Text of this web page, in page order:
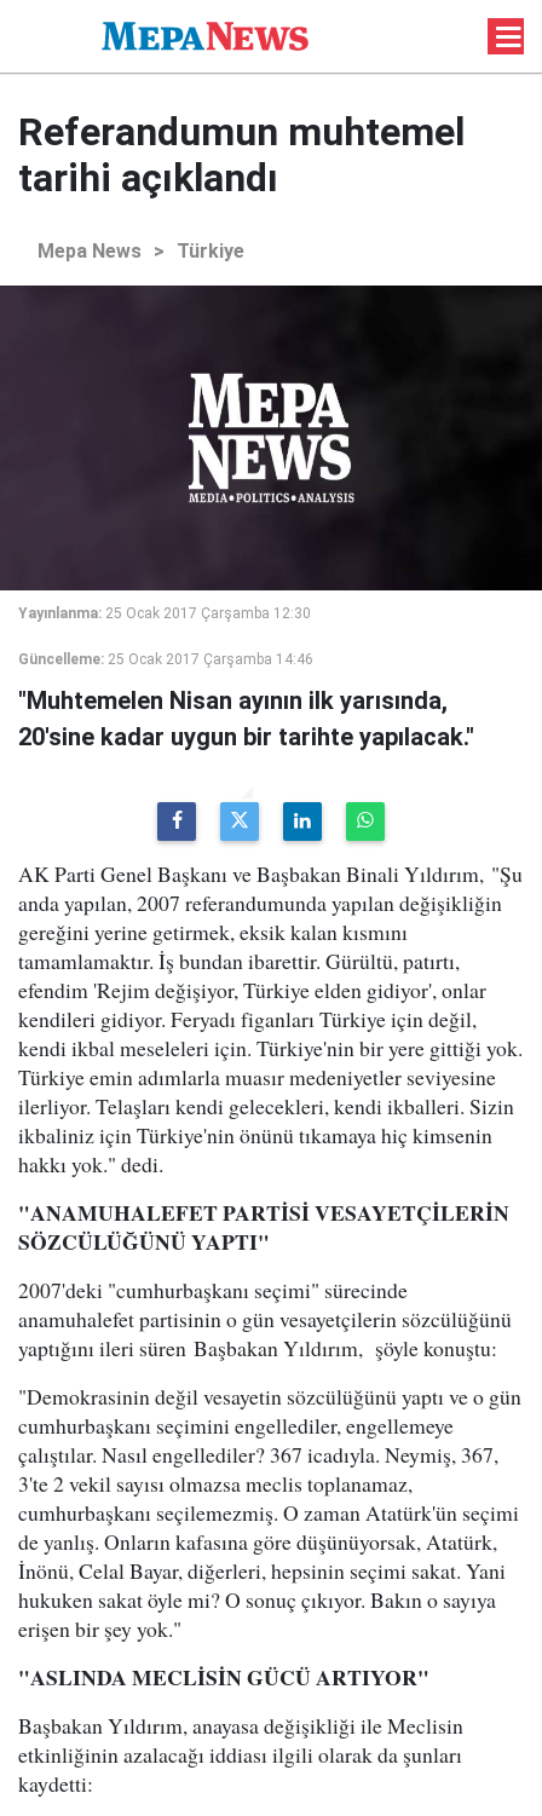
Referandumun muhtemel
tarihi açıklandı
Mepa News > Türkiye
Yayınlanma: 25 Ocak 2017 Çarşamba 12:30
Güncelleme: 25 Ocak 2017 Çarşamba 14:46
"Muhtemelen Nisan ayının ilk yarısında,
20'sine kadar uygun bir tarihte yapılacak."
AK Parti Genel Başkanı ve Başbakan Binali Yıldırım, "Şu
anda yapılan, 2007 referandumunda yapılan değişikliğin
gereğini yerine getirmek, eksik kalan kısmını
tamamlamaktır. İş bundan ibarettir. Gürültü, patırtı,
efendim 'Rejim değişiyor, Türkiye elden gidiyor', onlar
kendileri gidiyor. Feryadı figanları Türkiye için değil,
kendi ikbal meseleleri için. Türkiye'nin bir yere gittiği yok.
Türkiye emin adımlarla muasır medeniyetler seviyesine
ilerliyor. Telaşları kendi gelecekleri, kendi ikballeri. Sizin
ikbaliniz için Türkiye'nin önünü tıkamaya hiç kimsenin
hakkı yok." dedi.
"ANAMUHALEFET PARTİSİ VESAYETÇİLERİN
SÖZCÜLÜĞÜNÜ YAPTI"
2007'deki "cumhurbaşkanı seçimi" sürecinde
anamuhalefet partisinin o gün vesayetçilerin sözcülüğünü
yaptığını ileri süren Başbakan Yıldırım, şöyle konuştu:
"Demokrasinin değil vesayetin sözcülüğünü yaptı ve o gün
cumhurbaşkanı seçimini engellediler, engellemeye
çalıştılar. Nasıl engellediler? 367 icadıyla. Neymiş, 367,
3'te 2 vekil sayısı olmazsa meclis toplanamaz,
cumhurbaşkanı seçilemezmiş. O zaman Atatürk'ün seçimi
de yanlış. Onların kafasına göre düşünüyorsak, Atatürk,
İnönü, Celal Bayar, diğerleri, hepsinin seçimi sakat. Yani
hukuken sakat öyle mi? O sonuç çıkıyor. Bakın o sayıya
erişen bir şey yok."
"ASLINDA MECLİSİN GÜCÜ ARTIYOR"
Başbakan Yıldırım, anayasa değişikliği ile Meclisin
etkinliğinin azalacağı iddiası ilgili olarak da şunları
kaydetti: